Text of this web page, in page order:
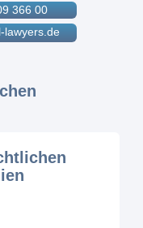
366 00
lawyers.de